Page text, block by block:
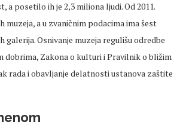
a posetilo ih je 2,3 miliona ljudi. Od 2011.
muzeja, a u zvaničnim podacima ima šest
Osnivanje muzeja regulišu odredbe
dobrima, Zakona o kulturi i Pravilnik o bližim
rada i obavljanje delatnosti ustanova zaštite